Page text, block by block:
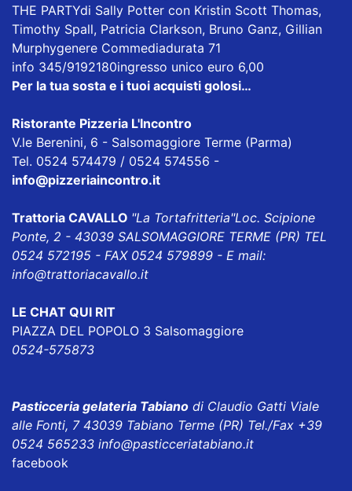
THE PARTYdi Sally Potter con Kristin Scott Thomas,
Timothy Spall, Patricia Clarkson, Bruno Ganz, Gillian
Murphygenere Commediadurata 71
info 345/9192180ingresso unico euro 6,00
Per la tua sosta e i tuoi acquisti golosi…
Ristorante Pizzeria L'Incontro
V.le Berenini, 6 - Salsomaggiore Terme (Parma)
Tel. 0524 574479 / 0524 574556 -
info@pizzeriaincontro.it
Trattoria CAVALLO "La Tortafritteria"Loc. Scipione
Ponte, 2 - 43039 SALSOMAGGIORE TERME (PR) TEL
0524 572195 - FAX 0524 579899 - E mail:
info@trattoriacavallo.it
LE CHAT QUI RIT
PIAZZA DEL POPOLO 3 Salsomaggiore
0524-575873
Pasticceria gelateria Tabiano di Claudio Gatti Viale
alle Fonti, 7 43039 Tabiano Terme (PR) Tel./Fax +39
0524 565233 info@pasticceriatabiano.it
facebook